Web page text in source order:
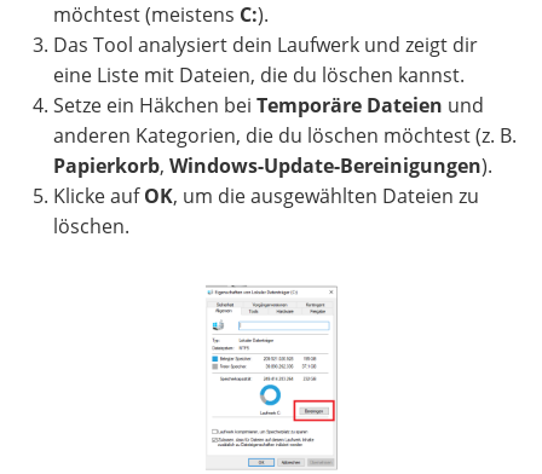
möchtest (meistens C:).
Das Tool analysiert dein Laufwerk und zeigt dir
eine Liste mit Dateien, die du löschen kannst.
Setze ein Häkchen bei Temporäre Dateien und
anderen Kategorien, die du löschen möchtest (z. B.
Papierkorb, Windows-Update-Bereinigungen).
Klicke aufOK, um die ausgewählten Dateien zu
löschen.